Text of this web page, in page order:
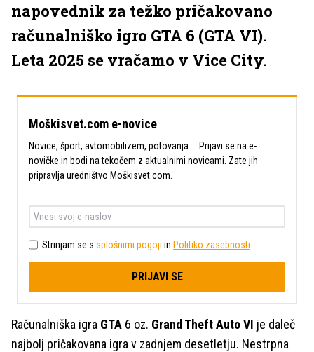
napovednik za težko pričakovano
računalniško igro GTA 6 (GTA VI).
Leta 2025 se vračamo v Vice City.
Moškisvet.com e-novice
Novice, šport, avtomobilizem, potovanja ... Prijavi se na e-
novičke in bodi na tekočem z aktualnimi novicami. Zate jih
pripravlja uredništvo Moškisvet.com.
Strinjam se s splošnimi pogoji in Politiko zasebnosti
PRIJAVI SE
Računalniška igra GTA 6 oz. Grand Theft Auto VI je daleč
najbolj pričakovana igra v zadnjem desetletju. Nestrpna